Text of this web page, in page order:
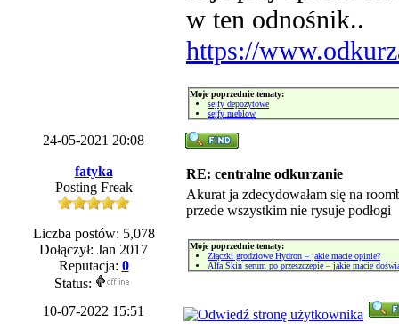
w ten odnośnik..
https://
Moje poprzednie tematy:
sejfy depozytowe
sejfy meblow
24-05-2021 20:08
fatyka
Posting Freak
Liczba postów: 5,078
Dołączył: Jan 2017
Reputacja: 0
Status:
RE: centralne odkurzanie
Akurat ja zdecydowałam się na
przede wszystkim nie rysuje podłogi
Moje poprzednie tematy:
Złączki grodziowe Hydron – jakie macie opinie?
Alfa Skin serum po przeszczepie – jakie macie
10-07-2022 15:51